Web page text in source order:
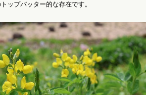
ップバッター的な存在です。